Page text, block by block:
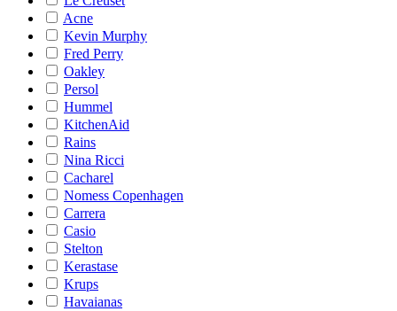
Acne
Kevin Murphy
Fred Perry
Oakley
Persol
Hummel
KitchenAid
Rains
Nina Ricci
Cacharel
Nomess Copenhagen
Carrera
Casio
Stelton
Kerastase
Krups
Havaianas